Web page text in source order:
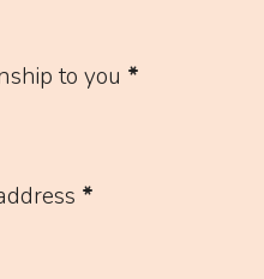
to you *
*